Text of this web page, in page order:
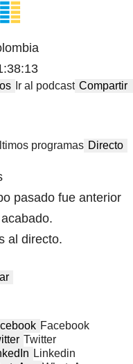
Ir al podcast Compartir
programas Directo
pasado fue anterior
al directo.
Facebook
Twitter
Linkedin